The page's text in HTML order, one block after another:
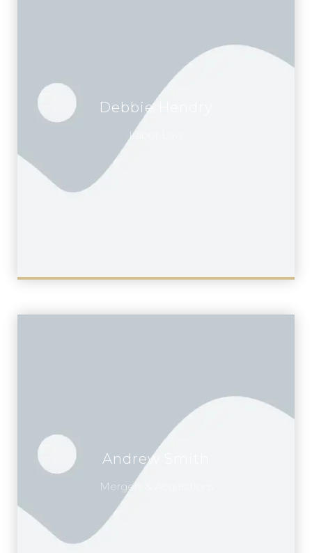
Debbie Hendry
Labor Law
Andrew Smith
Mergers & Acquisitions